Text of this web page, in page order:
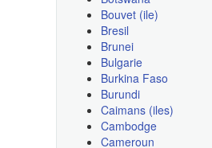
Bouvet (ile)
Bresil
Brunei
Bulgarie
Burkina Faso
Burundi
Caimans (iles)
Cambodge
Cameroun